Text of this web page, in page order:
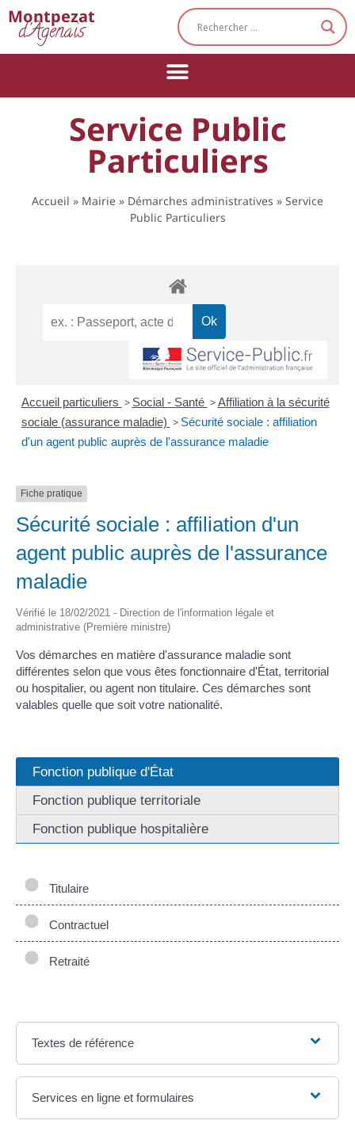
Montpezat
d'Agenais
Service Public
Particuliers
Accueil » Mairie » Démarches administratives » Service
Public Particuliers
Accueil particuliers > Social - Santé > Affiliation à la sécurité
sociale (assurance maladie) > Sécurité sociale : affiliation
d'un agent public auprès de l'assurance maladie
Fiche pratique
Sécurité sociale : affiliation d'un
agent public auprès de l'assurance
maladie
Vérifié le 18/02/2021 - Direction de l'information légale et
administrative (Première ministre)
Vos démarches en matière d'assurance maladie sont
différentes selon que vous êtes fonctionnaire d'État, territorial
ou hospitalier, ou agent non titulaire. Ces démarches sont
valables quelle que soit votre nationalité.
Fonction publique d'État
Fonction publique territoriale
Fonction publique hospitalière
Titulaire
Contractuel
Retraité
Textes de référence
Services en ligne et formulaires
Cookies management panel